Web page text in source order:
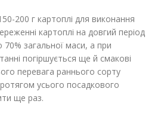
200 г картоплі для виконання
картоплі на довгий період
70% загальної маси, а при
погіршується ще й смакові
перевага раннього сорту
усього посадкового
ще раз.